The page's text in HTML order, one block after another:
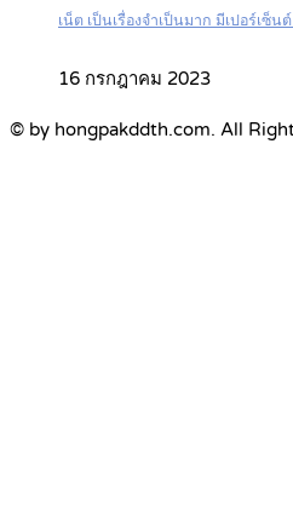
เน็ต เป็นเรื่องจำเป็นมาก มีเปอร์เซ็น
16 กรกฎาคม 2023
© by hongpakddth.com. All